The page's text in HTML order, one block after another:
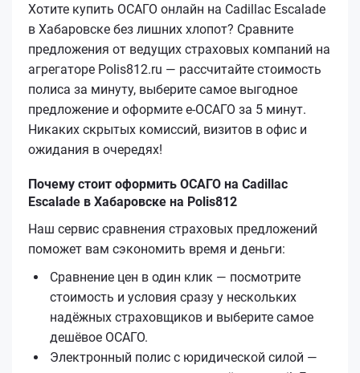
Хотите купить ОСАГО онлайн на Cadillac Escalade
в Хабаровске без лишних хлопот? Сравните
предложения от ведущих страховых компаний на
агрегаторе Polis812.ru — рассчитайте стоимость
полиса за минуту, выберите самое выгодное
предложение и оформите е‑ОСАГО за 5 минут.
Никаких скрытых комиссий, визитов в офис и
ожидания в очередях!
Почему стоит оформить ОСАГО на Cadillac
Escalade в Хабаровске на Polis812
Наш сервис сравнения страховых предложений
поможет вам сэкономить время и деньги:
Сравнение цен в один клик — посмотрите
стоимость и условия сразу у нескольких
надёжных страховщиков и выберите самое
дешёвое ОСАГО.
Электронный полис с юридической силой —